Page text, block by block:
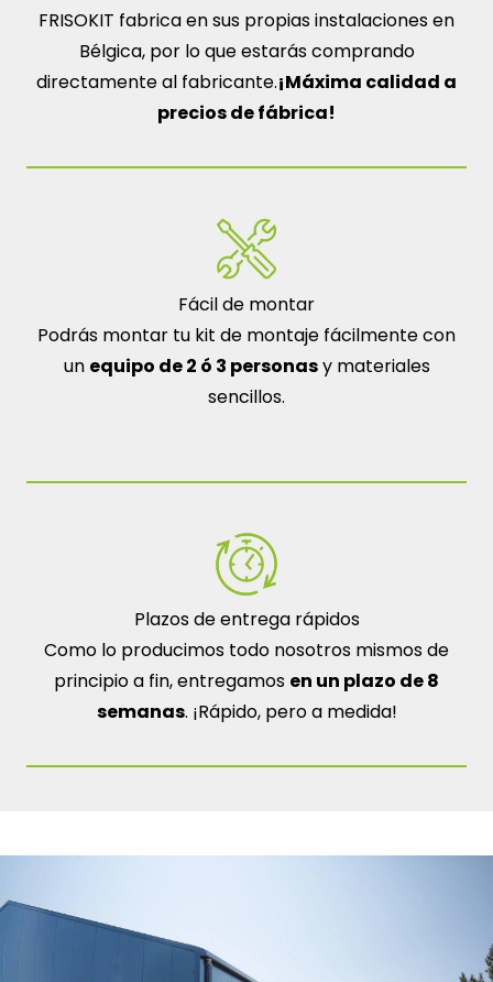
FRISOKIT fabrica en sus propias instalaciones en
Bélgica, por lo que estarás comprando
directamente al fabricante.¡Máxima calidad a
precios de fábrica!
Fácil de montar
Podrás montar tu kit de montaje fácilmente con
un equipo de 2 ó 3 personasy materiales
sencillos.
Plazos de entrega rápidos
Como lo producimos todo nosotros mismos de
principio a fin, entregamos en un plazo de 8
semanas. ¡Rápido, pero a medida!